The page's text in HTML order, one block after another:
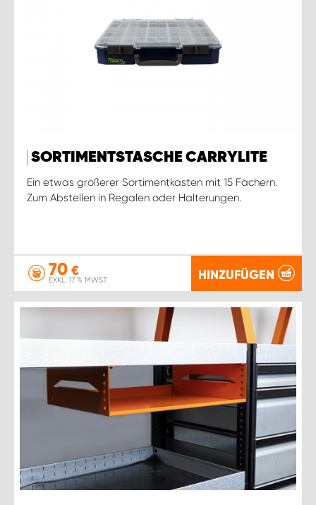
SORTIMENTSTASCHE CARRYLITE
Ein etwas größerer Sortimentkasten mit 15 Fächern.
Zum Abstellen in Regalen oder Halterungen.
70 €
EXKL. 17 % MWST. HINZUFÜGEN